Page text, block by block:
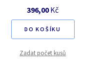
396,00Kč
DO KOŠÍKU
Zadat počet kusů